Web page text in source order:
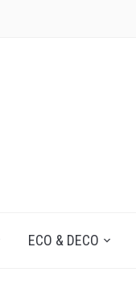
ECO & DECO